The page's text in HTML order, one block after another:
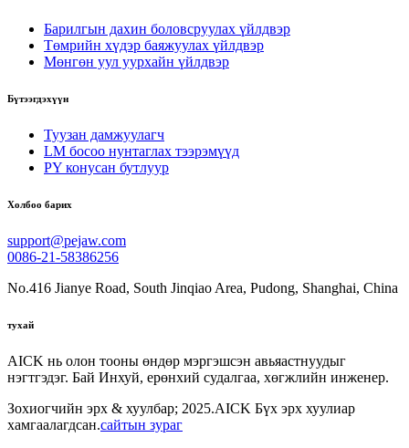
Барилгын дахин боловсруулах үйлдвэр
Төмрийн хүдэр баяжуулах үйлдвэр
Мөнгөн уул уурхайн үйлдвэр
Бүтээгдэхүүн
Туузан дамжуулагч
LM босоо нунтаглах тээрэмүүд
PY конусан бутлуур
Холбоо барих
support@pejaw.com
0086-21-58386256
No.416 Jianye Road, South Jinqiao Area, Pudong, Shanghai, China
тухай
AICK нь олон тооны өндөр мэргэшсэн авьяастнуудыг
нэгтгэдэг. Бай Инхуй, ерөнхий судалгаа, хөгжлийн инженер.
Зохиогчийн эрх & хуулбар; 2025.AICK Бүх эрх хуулиар
хамгаалагдсан.сайтын зураг